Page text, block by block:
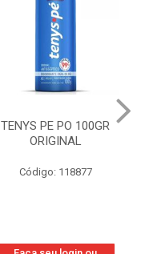
TENYS PE PO 100GR
ORIGINAL
Código: 118877